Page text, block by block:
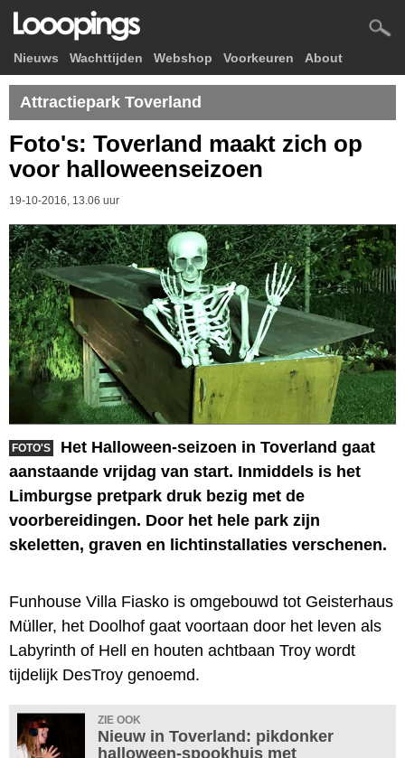
Nieuws Wachttijden Webshop Voorkeuren About
Attractiepark Toverland
Foto's: Toverland maakt zich op
voor halloweenseizoen
19-10-2016, 13.06 uur
FOTO'S
Het Halloween-seizoen in Toverland gaat
aanstaande vrijdag van start. Inmiddels is het
Limburgse pretpark druk bezig met de
voorbereidingen. Door het hele park zijn
skeletten, graven en lichtinstallaties verschenen.
Funhouse Villa Fiasko is omgebouwd tot Geisterhaus
Müller, het Doolhof gaat voortaan door het leven als
Labyrinth of Hell en houten achtbaan Troy wordt
tijdelijk DesTroy genoemd.
ZIE OOK
Nieuw in Toverland: pikdonker
halloween-spookhuis met